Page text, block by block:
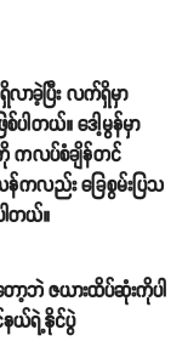
ာခဲ့ပြီး လက်ရှိမှာ
ပါတယ်။ ဒေါ့မွန်မှာ
ကလပ်စံချိန်တင်
ယန်ကလည်း ခြေစွမ်းပြသ
တယ်။
ာ့ဘဲ ဇယားထိပ်ဆုံးကိုပါ
နယ်ရဲ့နိုင်ပွဲ